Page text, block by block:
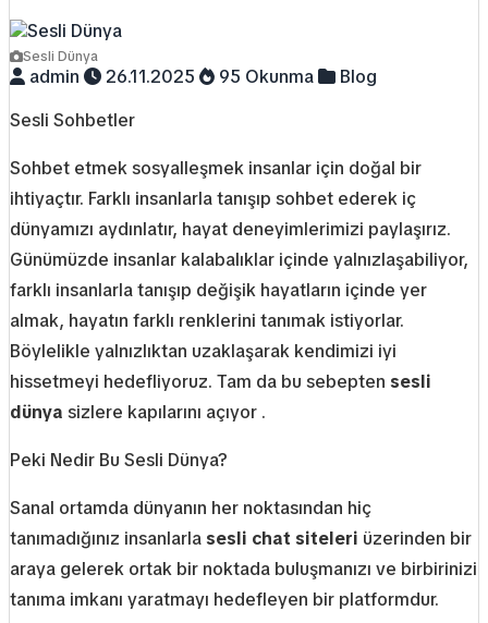
Sesli Dünya
admin 26.11.2025 95 Okunma
Blog
Sesli Sohbetler
Sohbet etmek sosyalleşmek insanlar için doğal bir
ihtiyaçtır. Farklı insanlarla tanışıp sohbet ederek iç
dünyamızı aydınlatır, hayat deneyimlerimizi paylaşırız.
Günümüzde insanlar kalabalıklar içinde yalnızlaşabiliyor,
farklı insanlarla tanışıp değişik hayatların içinde yer
almak, hayatın farklı renklerini tanımak istiyorlar.
Böylelikle yalnızlıktan uzaklaşarak kendimizi iyi
hissetmeyi hedefliyoruz. Tam da bu sebepten sesli
dünya sizlere kapılarını açıyor .
Peki Nedir Bu Sesli Dünya?
Sanal ortamda dünyanın her noktasından hiç
tanımadığınız insanlarlasesli chat siteleri üzerinden bir
araya gelerek ortak bir noktada buluşmanızı ve birbirinizi
tanıma imkanı yaratmayı hedefleyen bir platformdur.